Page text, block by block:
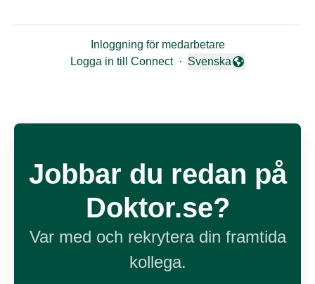
Inloggning för medarbetare
Logga in till Connect ·
Byt språk
Svenska
Jobbar du redan på
Doktor.se?
Var med och rekrytera din framtida
kollega.